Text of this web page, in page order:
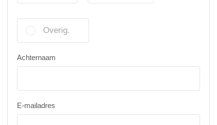
Overig.
Achternaam
E-mailadres